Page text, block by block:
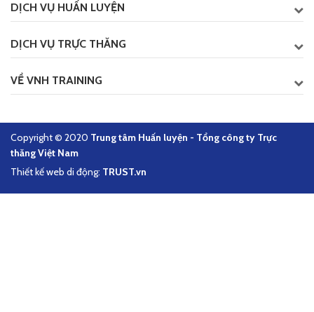
DỊCH VỤ HUẤN LUYỆN
DỊCH VỤ TRỰC THĂNG
VỀ VNH TRAINING
Copyright © 2020 Trung tâm Huấn luyện - Tổng công ty Trực
thăng Việt Nam
Thiết kế web di động: TRUST.vn